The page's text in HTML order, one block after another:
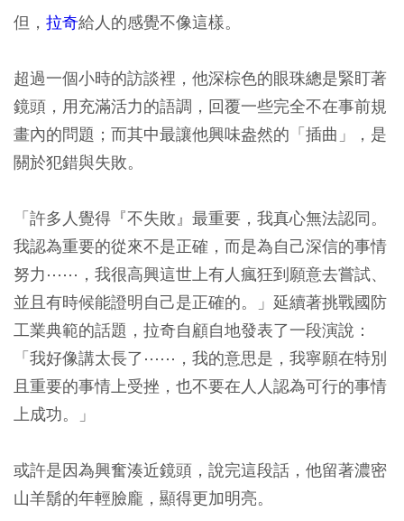
但， 拉奇給人的感覺不像這樣。
超過一個小時的訪談裡，他深棕色的眼珠總是緊盯著
鏡頭，用充滿活力的語調，回覆一些完全不在事前規
畫內的問題；而其中最讓他興味盎然的「插曲」，是
關於犯錯與失敗。
「許多人覺得『不失敗』最重要，我真心無法認同。
我認為重要的從來不是正確，而是為自己深信的事情
努力⋯⋯，我很高興這世上有人瘋狂到願意去嘗試、
並且有時候能證明自己是正確的。」延續著挑戰國防
工業典範的話題，拉奇自顧自地發表了一段演說：
「我好像講太長了⋯⋯，我的意思是，我寧願在特別
且重要的事情上受挫，也不要在人人認為可行的事情
上成功。」
或許是因為興奮湊近鏡頭，說完這段話，他留著濃密
山羊鬍的年輕臉龐，顯得更加明亮。